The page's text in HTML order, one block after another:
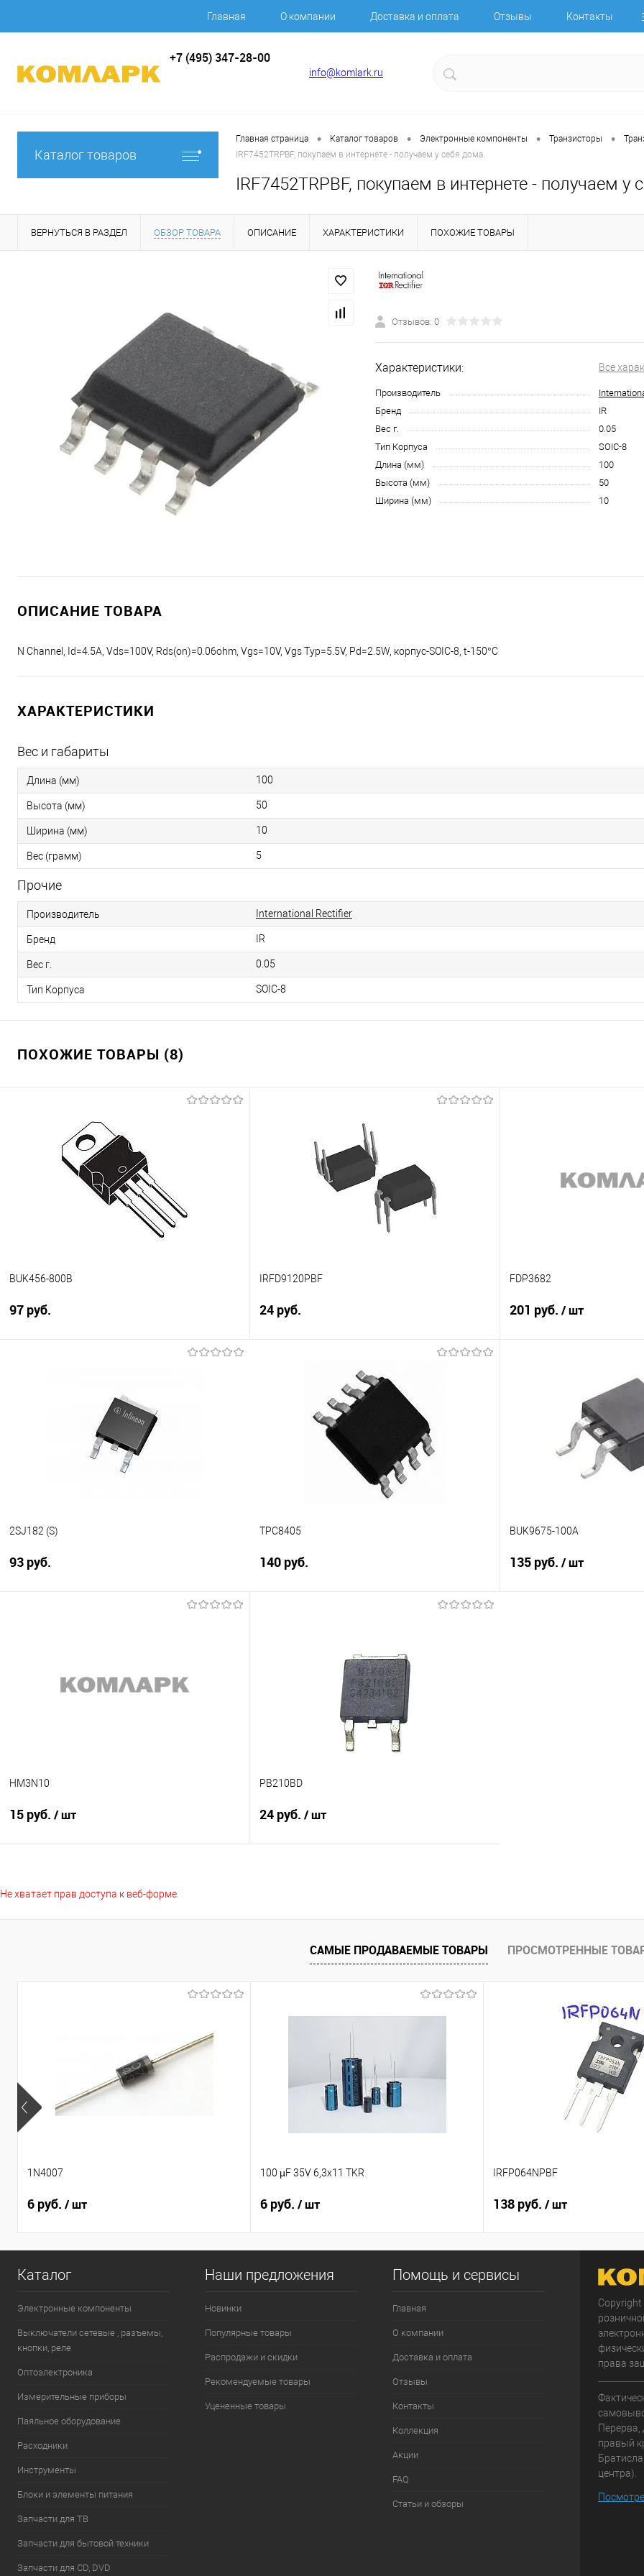
Главная О компании Доставка и оплата Отзывы Контакты
+7 (495) 347-28-00
info@komlark.ru
Каталог товаров
Главная страница • Каталог товаров • Электронные компоненты • Транзисторы •
IRF7452TRPBF, покупаем в интернете - получаем у себя дома.
IRF7452TRPBF, покупаем в интернете - получаем у
ВЕРНУТЬСЯ В РАЗДЕЛ ОБЗОР ТОВАРА ОПИСАНИЕ ХАРАКТЕРИСТИКИ ПОХОЖИЕ ТОВАРЫ
Отзывов: 0
Характеристики: Все
Производитель
Бренд
IR
Вес г.
0.05
Тип Корпуса
SOIC-8
Длина (мм)
100
Высота (мм)
50
Ширина (мм)
10
ОПИСАНИЕ ТОВАРА
N Channel, Id=4.5A, Vds=100V, Rds(on)=0.06ohm, Vgs=10V, Vgs Typ=5.5V, Pd=2.5W, корпус-SOIC-8, t-150°C
ХАРАКТЕРИСТИКИ
Вес и габариты
Длина (мм) 100
Высота (мм) 50
Ширина (мм) 10
Вес (грамм) 5
Прочие
Производитель International Rectifier
Бренд IR
Вес г. 0.05
Тип Корпуса SOIC-8
ПОХОЖИЕ ТОВАРЫ (8)
BUK456-800B
97 руб.
Недоступно
IRFD9120PBF
24 руб.
Подписаться
В избранное
Недоступно
FDP3682
201 руб. / шт
В избранное
2SJ182 (S)
93 руб.
В избранное
В наличии
TPC8405
140 руб.
Недоступно
BUK9675-100A
135 руб. / шт
HM3N10
15 руб. / шт
PB210BD
24 руб. / шт
Не хватает прав доступа к веб-форме.
САМЫЕ ПРОДАВАЕМЫЕ ТОВАРЫ ПРОСМОТРЕННЫЕ
1N4007
6 руб. / шт
100 µF 35V 6,3x11 TKR
6 руб. / шт
IRFP064NPBF
138 руб. / шт
Каталог
Электронные компоненты
Выключатели сетевые , разъемы,
кнопки, реле
Оптоэлектроника
Измерительные приборы
Паяльное оборудование
Расходники
Инструменты
Блоки и элементы питания
Запчасти для ТВ
Запчасти для бытовой техники
Запчасти для CD, DVD
Наши предложения
Новинки
Популярные товары
Распродажи и скидки
Рекомендуемые товары
Уцененные товары
Помощь и сервисы
Главная
О компании
Доставка и оплата
Отзывы
Контакты
Коллекция
Акции
FAQ
Статьи и обзоры
права
Перерва,
правый
центра).